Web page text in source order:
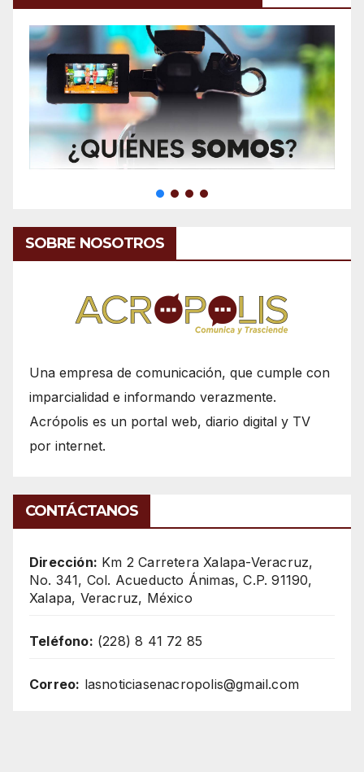
SOBRE NOSOTROS
Una empresa de comunicación, que cumple con
imparcialidad e informando verazmente.
Acrópolis es un portal web, diario digital y TV
por internet.
CONTÁCTANOS
Dirección: Km 2 Carretera Xalapa-Veracruz,
No. 341, Col. Acueducto Ánimas, C.P. 91190,
Xalapa, Veracruz, México
Teléfono: (228) 8 41 72 85
Correo: lasnoticiasenacropolis@gmail.com